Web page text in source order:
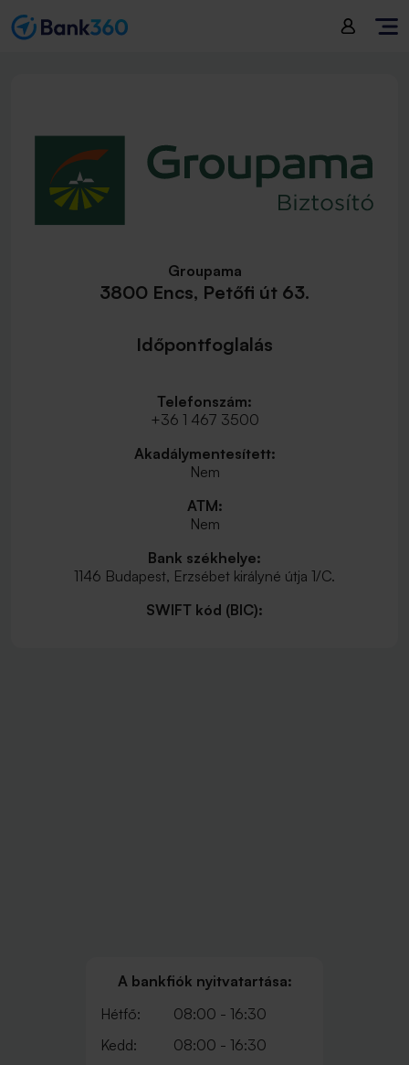
Groupama
3800 Encs, Petőfi út 63.
Időpontfoglalás
Telefonszám:
+36 1 467 3500
Akadálymentesített:
Nem
ATM:
Nem
Bank székhelye:
1146 Budapest, Erzsébet királyné útja 1/C.
SWIFT kód (BIC):
A bankfiók nyitvatartása:
Hétfő:
08:00 - 16:30
Kedd:
08:00 - 16:30